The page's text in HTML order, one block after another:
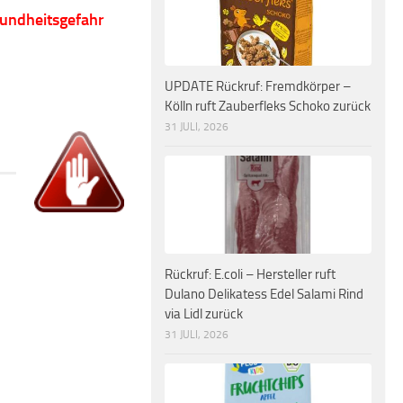
UPDATE Rückruf: Fremdkörper –
Kölln ruft Zauberfleks Schoko zurück
31 JULI, 2026
Rückruf: E.coli – Hersteller ruft
Dulano Delikatess Edel Salami Rind
via Lidl zurück
31 JULI, 2026